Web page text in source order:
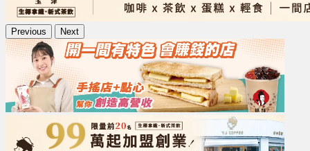
Previous Next